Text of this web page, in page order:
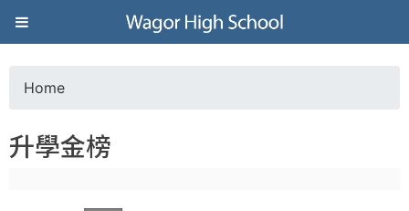
Jump to navigation
葳
格
高
o
Home
升學金榜